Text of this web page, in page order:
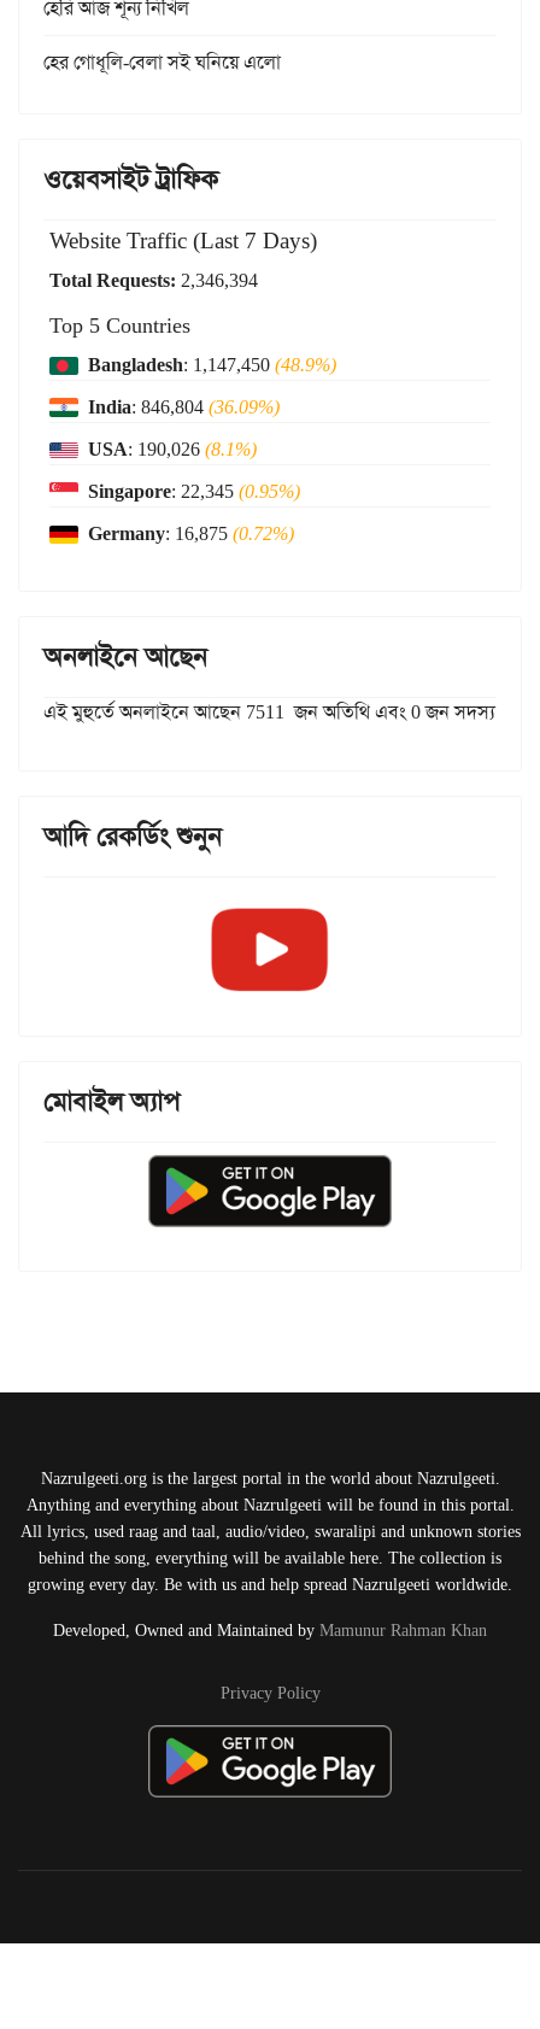
হেরি আজ শূন্য নিখিল
হের গোধূলি-বেলা সই ঘনিয়ে এলো
ওয়েবসাইট ট্রাফিক
Website Traffic (Last 7 Days)
Total Requests: 2,346,394
Top 5 Countries
Bangladesh: 1,147,450(48.9%)
India: 846,804(36.09%)
USA: 190,026(8.1%)
Singapore: 22,345(0.95%)
Germany: 16,875(0.72%)
অনলাইনে আছেন
এই মুহুর্তে অনলাইনে আছেন 7511 জন অতিথি এবং 0 জন সদস্য
আদি রেকর্ডিং শুনুন
মোবাইল অ্যাপ
Nazrulgeeti.org is the largest portal in the world about Nazrulgeeti.
Anything and everything about Nazrulgeeti will be found in this portal.
All lyrics, used raag and taal, audio/video, swaralipi and unknown stories
behind the song, everything will be available here. The collection is
growing every day. Be with us and help spread Nazrulgeeti worldwide.
Developed, Owned and Maintained by Mamunur Rahman Khan
Privacy Policy